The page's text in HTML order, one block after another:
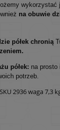
wykorzystać
na obuwie
półek chronią
półek: na prosto
potrzeb.
2936 waga 7,3